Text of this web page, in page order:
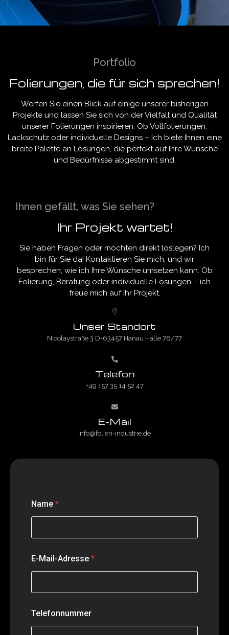
Portfolio
Folierungen, die für sich sprechen!
Werfen Sie einen Blick auf einige unserer bisherigen
Projekte und lassen Sie sich von der Vielfalt und Qualität
unserer Folierungen inspirieren. Ob Vollfolierungen,
Lackschutz oder individuelle Designs – Ich biete Ihnen eine
breite Palette an Lösungen, die perfekt auf Ihre Wünsche
und Bedürfnisse abgestimmt sind.
Ihnen gefällt, was Sie sehen?
Ihr Projekt wartet!
Sie haben Fragen oder möchten direkt loslegen? Ich
bin für Sie da! Kontaktieren Sie mich, und wir
besprechen, wie ich Ihre Wünsche umsetzen kann. Ob
Folierung, Beratung oder individuelle Lösungen – ich
freue mich auf Ihr Projekt.
Unser Standort
Nicolaystraße 3 D-63457 Hanau Halle 76/77
Telefon
+49 157 35 14 52 47
E-Mail
info@folien-industrie.de
Name *
e
l
f
n
n
u
E-Mail-Adresse *
Telefonnummer